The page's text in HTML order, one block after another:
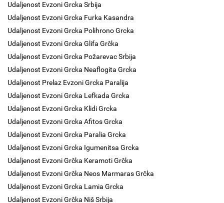
Udaljenost Evzoni Grcka Srbija
Udaljenost Evzoni Grcka Furka Kasandra
Udaljenost Evzoni Grcka Polihrono Grcka
Udaljenost Evzoni Grcka Glifa Grčka
Udaljenost Evzoni Grcka Požarevac Srbija
Udaljenost Evzoni Grcka Neaflogita Grcka
Udaljenost Prelaz Evzoni Grcka Paralija
Udaljenost Evzoni Grcka Lefkada Grcka
Udaljenost Evzoni Grcka Klidi Grcka
Udaljenost Evzoni Grcka Afitos Grcka
Udaljenost Evzoni Grcka Paralia Grcka
Udaljenost Evzoni Grcka Igumenitsa Grcka
Udaljenost Evzoni Grčka Keramoti Grčka
Udaljenost Evzoni Grčka Neos Marmaras Grčka
Udaljenost Evzoni Grcka Lamia Grcka
Udaljenost Evzoni Grčka Niš Srbija